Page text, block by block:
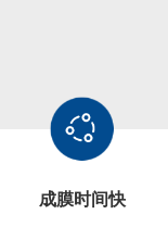
成膜时间快